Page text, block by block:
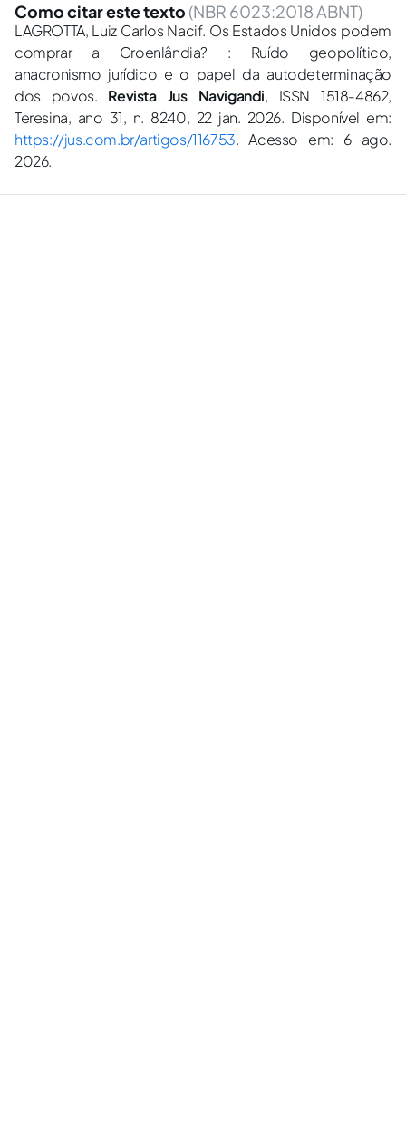
Como citar este texto (NBR 6023:2018 ABNT)
LAGROTTA, Luiz Carlos Nacif. Os Estados Unidos podem
comprar a Groenlândia? : Ruído geopolítico,
anacronismo jurídico e o papel da autodeterminação
dos povos. Revista Jus Navigandi, ISSN 1518-4862,
Teresina, ano 31, n. 8240, 22 jan. 2026. Disponível em:
https://jus.com.br/artigos/116753. Acesso em: 6 ago.
2026.